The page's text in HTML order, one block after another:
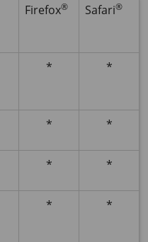
Firefox® Safari®
* *
* *
* *
* *